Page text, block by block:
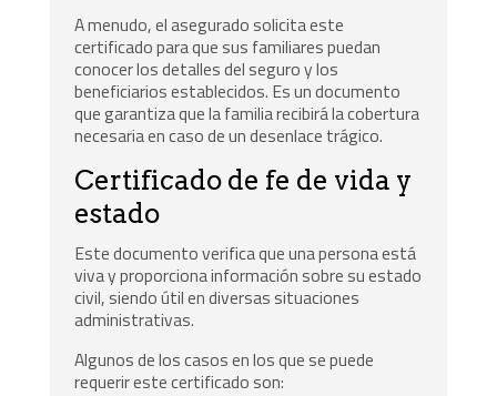
A menudo, el asegurado solicita este
certificado para que sus familiares puedan
conocer los detalles del seguro y los
beneficiarios establecidos. Es un documento
que garantiza que la familia recibirá la cobertura
necesaria en caso de un desenlace trágico.
Certificado de fe de vida y
estado
Este documento verifica que una persona está
viva y proporciona información sobre su estado
civil, siendo útil en diversas situaciones
administrativas.
Algunos de los casos en los que se puede
requerir este certificado son: